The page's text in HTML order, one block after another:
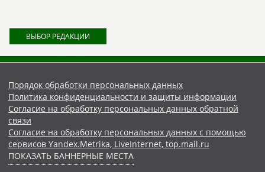
ВЫБОР РЕДАКЦИИ
Порядок обработки персональных данных
Политика конфиденциальности и защиты информации
Согласие на обработку персональных данных обратной
связи
Согласие на обработку персональных данных с помощью
сервисов Yandex.Metrika, LiveInternet, top.mail.ru
ПОКАЗАТЬ БАННЕРНЫЕ МЕСТА